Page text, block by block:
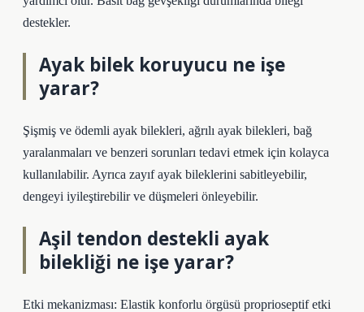
destekler.
Ayak bilek koruyucu ne işe
yarar?
Şişmiş ve ödemli ayak bilekleri, ağrılı ayak bilekleri, bağ
yaralanmaları ve benzeri sorunları tedavi etmek için kolayca
kullanılabilir. Ayrıca zayıf ayak bileklerini sabitleyebilir,
dengeyi iyileştirebilir ve düşmeleri önleyebilir.
Aşil tendon destekli ayak
bilekliği ne işe yarar?
Etki mekanizması: Elastik konforlu örgüsü proprioseptif etki